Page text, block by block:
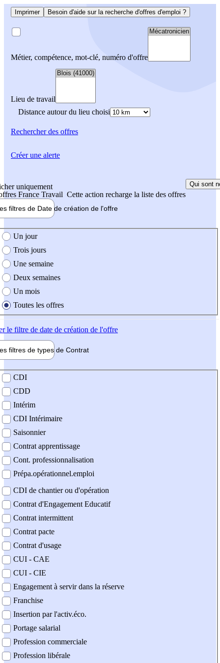
Imprimer Besoin d'aide sur la recherche d'offres d'emploi ?
Métier, compétence, mot-clé, numéro d'offre
Lieu de travail
Distance autour du lieu choisi
Rechercherdes offres
uniquement
France Travail Cette action recharge la liste des offres
Qui sont
filtres de Date de création de l'offre
création de l'offre
Un jour
Trois jours
Une semaine
Deux semaines
Un mois
Toutes les offres
le filtre de date de création de l'offre
filtres de types de Contrat
contrat
CDI
CDD
Intérim
CDI Intérimaire
Saisonnier
Contrat apprentissage
Cont. professionnalisation
Prépa.opérationnel.emploi
CDI de chantier ou d'opération
Contrat d'Engagement Educatif
Contrat intermittent
Contrat pacte
Contrat d'usage
CUI - CAE
CUI - CIE
Engagement à servir dans la réserve
Franchise
Insertion par l'activ.éco.
Portage salarial
Profession commerciale
Profession libérale
Créer une alerte